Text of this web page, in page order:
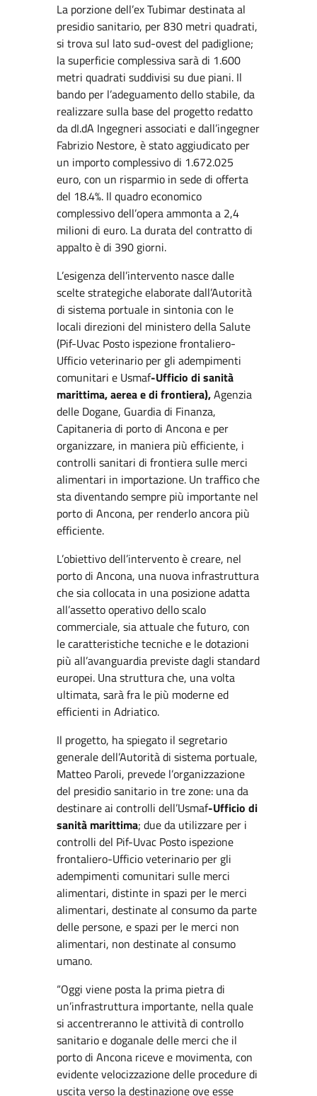
La porzione dell’ex Tubimar destinata al
presidio sanitario, per 830 metri quadrati,
si trova sul lato sud-ovest del padiglione;
la superficie complessiva sarà di 1.600
metri quadrati suddivisi su due piani. Il
bando per l’adeguamento dello stabile, da
realizzare sulla base del progetto redatto
da dI.dA Ingegneri associati e dall’ingegner
Fabrizio Nestore, è stato aggiudicato per
un importo complessivo di 1.672.025
euro, con un risparmio in sede di offerta
del 18.4%. Il quadro economico
complessivo dell’opera ammonta a 2,4
milioni di euro. La durata del contratto di
appalto è di 390 giorni.
L’esigenza dell’intervento nasce dalle
scelte strategiche elaborate dall’Autorità
di sistema portuale in sintonia con le
locali direzioni del ministero della Salute
(Pif-Uvac Posto ispezione frontaliero-
Ufficio veterinario per gli adempimenti
comunitari e Usmaf-Ufficio di sanità
marittima, aerea e di frontiera),Agenzia
delle Dogane, Guardia di Finanza,
Capitaneria di porto di Ancona e per
organizzare, in maniera più efficiente, i
controlli sanitari di frontiera sulle merci
alimentari in importazione. Un traffico che
sta diventando sempre più importante nel
porto di Ancona, per renderlo ancora più
efficiente.
L’obiettivo dell’intervento è creare, nel
porto di Ancona, una nuova infrastruttura
che sia collocata in una posizione adatta
all’assetto operativo dello scalo
commerciale, sia attuale che futuro, con
le caratteristiche tecniche e le dotazioni
più all’avanguardia previste dagli standard
europei. Una struttura che, una volta
ultimata, sarà fra le più moderne ed
efficienti in Adriatico.
Il progetto, ha spiegato il segretario
generale dell’Autorità di sistema portuale,
Matteo Paroli, prevede l’organizzazione
del presidio sanitario in tre zone: una da
destinare ai controlli dell’Usmaf-Ufficio di
sanità marittima; due da utilizzare per i
controlli del Pif-Uvac Posto ispezione
frontaliero-Ufficio veterinario per gli
adempimenti comunitari sulle merci
alimentari, distinte in spazi per le merci
alimentari, destinate al consumo da parte
delle persone, e spazi per le merci non
alimentari, non destinate al consumo
umano.
“Oggi viene posta la prima pietra di
un’infrastruttura importante, nella quale
si accentreranno le attività di controllo
sanitario e doganale delle merci che il
porto di Ancona riceve e movimenta, con
evidente velocizzazione delle procedure di
uscita verso la destinazione ove esse